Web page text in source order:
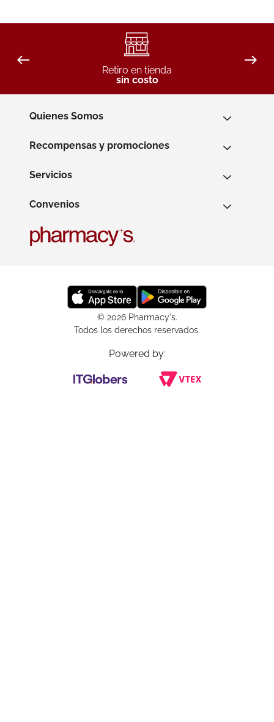
Retiro en tienda
sin costo
Quienes Somos
Recompensas y promociones
Servicios
Convenios
© 2026 Pharmacy's.
Todos los derechos reservados.
Powered by: